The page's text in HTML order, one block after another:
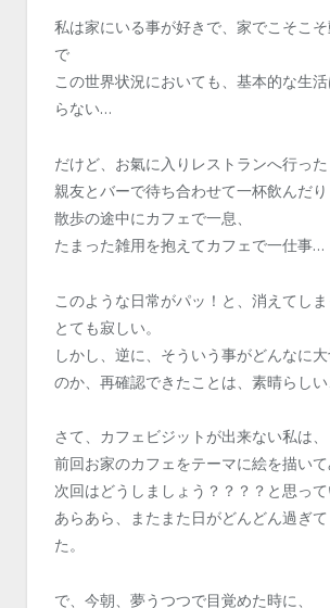
私は家にいる事が好きで、家でこそこ
で
この世界状況においても、基本的な生
らない…
だけど、お氣に入りレストランへ行った
親友とバーで待ち合わせて一杯飲んだり
散歩の途中にカフェで一息、
たまった雑用を抱えてカフェで一仕事…
このような日常がパッ！と、消えてしま
とても寂しい。
しかし、逆に、そういう事がどんなに
のか、再確認できたことは、素晴らしい
さて、カフェビジットが出来ない私は、
前回お家のカフェをテーマに絵を描い
次回はどうしましょう？？？？と思っ
あらあら、またまた日がどんどん過ぎ
た。
で、今朝、夢うつつで目覚めた時に、